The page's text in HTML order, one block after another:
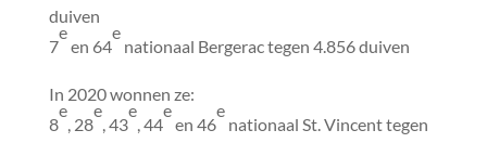
duiven
7
e
en 64
e
nationaal Bergerac tegen 4.856 duiven
In 2020 wonnen ze:
8
e
, 28
e
, 43
e
, 44
e
en 46
e
nationaal St. Vincent tegen